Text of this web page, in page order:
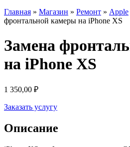
Главная » Магазин » Ремонт » Apple
фронтальной камеры на iPhone XS
Замена
на iPhone XS
1 350,00 ₽
Заказать услугу
Описание